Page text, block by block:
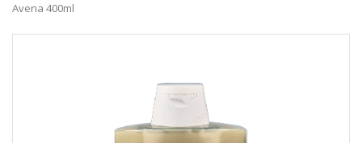
Avena 400ml